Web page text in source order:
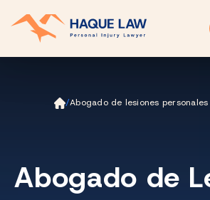
Ini
ci
/Abogado de lesiones personales
Abogado de